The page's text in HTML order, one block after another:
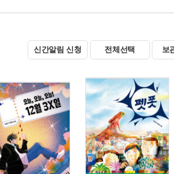
신간알림 신청 전체선택 보